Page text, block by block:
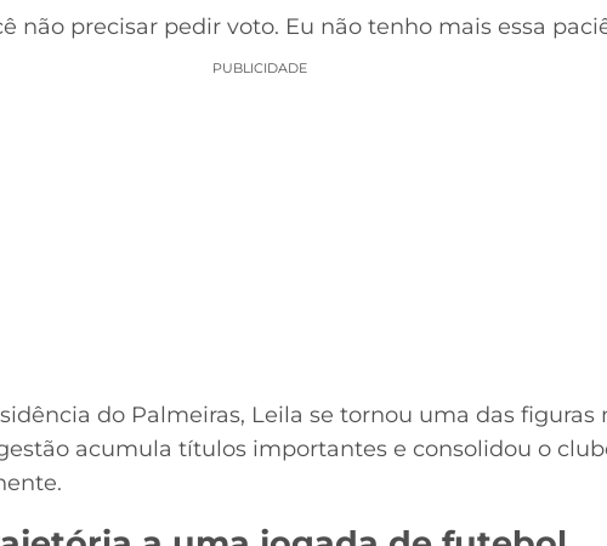
não precisar pedir voto. Eu não tenho mais essa
PUBLICIDADE
do Palmeiras, Leila se tornou uma das
acumula títulos importantes e consolidou o